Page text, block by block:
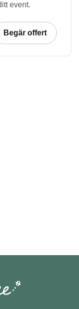
event.
Begär offert